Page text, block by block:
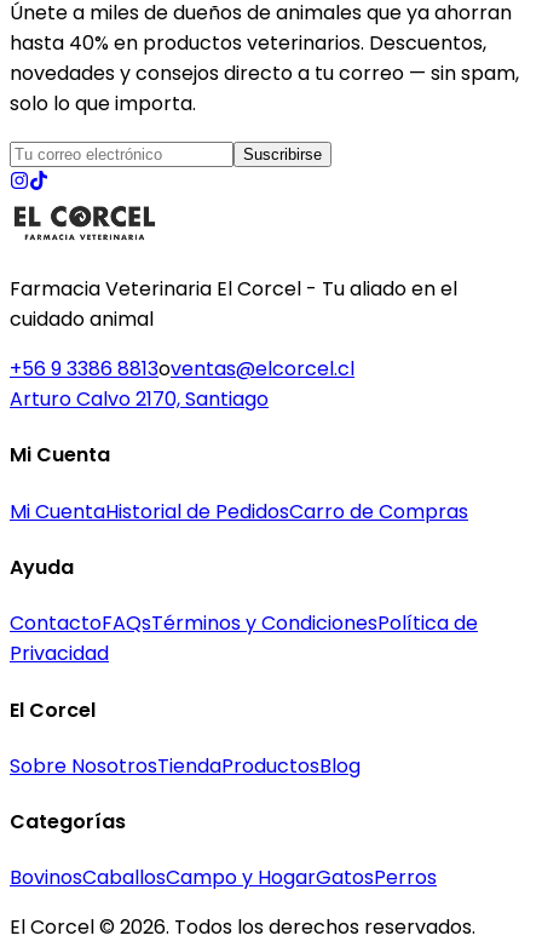
Únete a miles de dueños de animales que ya ahorran
hasta 40% en productos veterinarios. Descuentos,
novedades y consejos directo a tu correo — sin spam,
solo lo que importa.
Suscribirse
Farmacia Veterinaria El Corcel - Tu aliado en el
cuidado animal
+56 9 3386 8813oventas@elcorcel.cl
Arturo Calvo 2170, Santiago
Mi Cuenta
Mi CuentaHistorial de PedidosCarro de Compras
Ayuda
ContactoFAQsTérminos y CondicionesPolítica de
Privacidad
El Corcel
Sobre NosotrosTiendaProductosBlog
Categorías
BovinosCaballosCampo y HogarGatosPerros
El Corcel © 2026. Todos los derechos reservados.